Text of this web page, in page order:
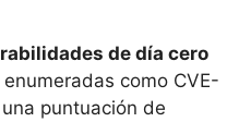
de día cero
como CVE-
puntuación de